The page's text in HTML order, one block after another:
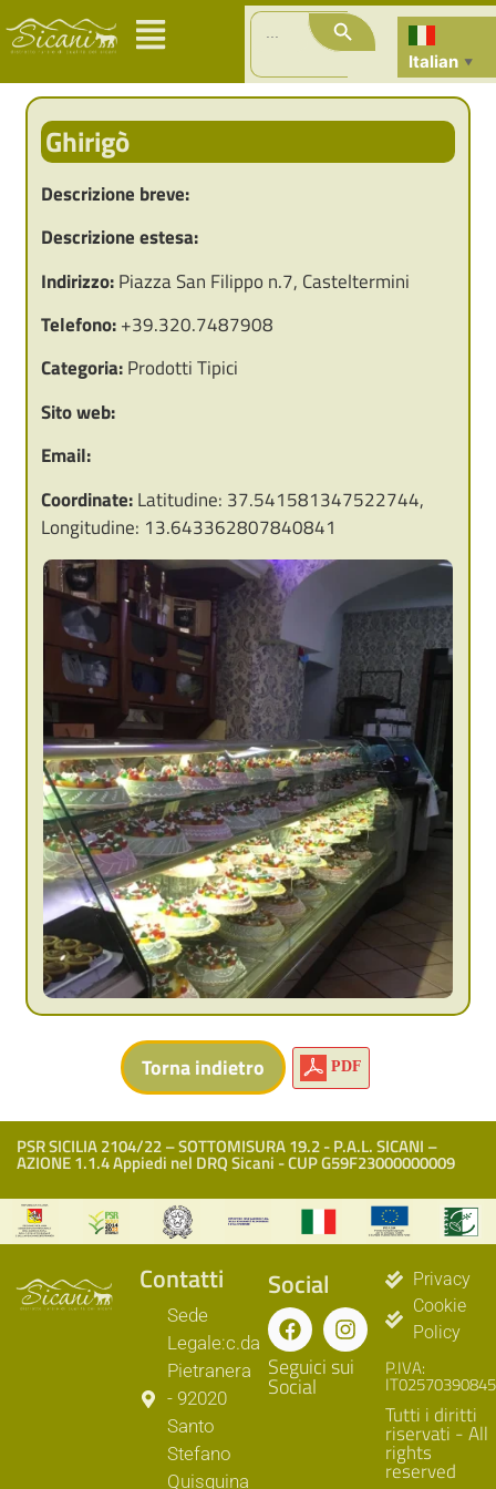
Search
for:
Search Button
Italian ▼
Ghirigò
Descrizione breve:
Descrizione estesa:
Indirizzo:Piazza San Filippo n.7, Casteltermini
Telefono:+39.320.7487908
Categoria:Prodotti Tipici
Sito web:
Email:
Coordinate:Latitudine: 37.541581347522744,
Longitudine: 13.643362807840841
PDF
PSR SICILIA 2104/22 – SOTTOMISURA 19.2 - P.A.L. SICANI –
AZIONE 1.1.4 Appiedi nel DRQ Sicani - CUP G59F23000000009
Contatti
Sede
Legale:c.da
Pietranera
- 92020
Santo
Stefano
Quisquina
Social
Seguici sui
Social
Privacy
Cookie
Policy
P.IVA:
IT02570390845
Tutti i diritti
riservati - All
rights
reserved